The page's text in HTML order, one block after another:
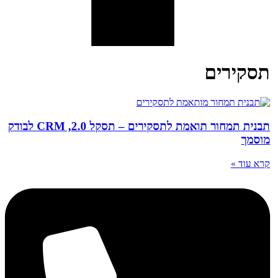
תסקירים
תבנית תמחור תואמת לתסקירים – תסקל 2.0, CRM לבודק
מוסמך
קרא עוד »